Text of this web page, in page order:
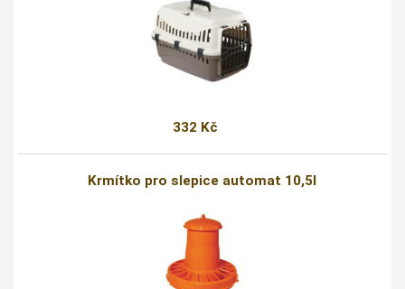
332 Kč
Krmítko pro slepice automat 10,5l